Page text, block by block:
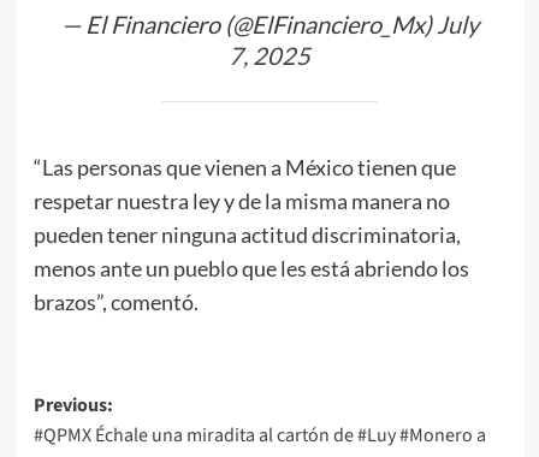
— El Financiero (@ElFinanciero_Mx) July
7, 2025
“Las personas que vienen a México tienen que
respetar nuestra ley y de la misma manera no
pueden tener ninguna actitud discriminatoria,
menos ante un pueblo que les está abriendo los
brazos”, comentó.
Post
Previous:
#QPMX Échale una miradita al cartón de #Luy #Monero a